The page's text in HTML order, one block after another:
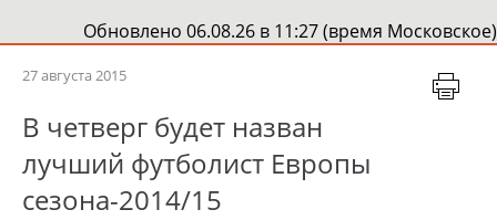
Обновлено 06.08.26 в 11:27 (время Московское)
27 августа 2015
В четверг будет назван
лучший футболист Европы
сезона-2014/15